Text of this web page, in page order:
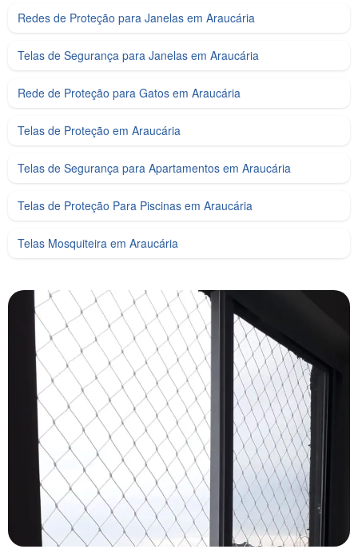
Redes de Proteção para Janelas em Araucária
Telas de Segurança para Janelas em Araucária
Rede de Proteção para Gatos em Araucária
Telas de Proteção em Araucária
Telas de Segurança para Apartamentos em Araucária
Telas de Proteção Para Piscinas em Araucária
Telas Mosquiteira em Araucária